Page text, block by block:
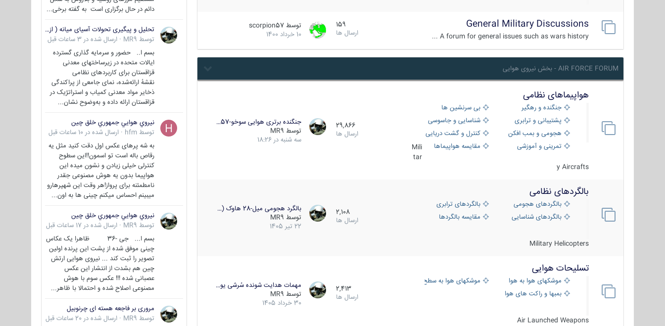
General Military Discussions
A forum for general issues such as wars history ...
159
ارسال ها
توسط scorpion57
10 خرداد 1400
AIR FORCE FORUM - بخش نیروی هوایی
هواپیماهای نظامی
جنگنده و رهگیر
بی سرنشین ها
پشتیبانی و ترابری
شناسایی و جاسوسی
هجومی و بمب افکن
کنترل و گشت دریایی
تمرینی و آموزشی
مقایسه هواپیماها
Mili
tar
y Aircrafts
29,866
ارسال ها
جنگنده برتری هوایی سوخو-57…
توسط MR9
سه شنبه در 18:26
بالگردهای نظامی
بالگردهای هجومی
بالگردهای ترابری
بالگردهای شناسایی
مقایسه بالگردها
Military Helicopters
2,108
ارسال ها
بالگرد هجومی میل-28 هاوک (…
توسط MR9
22 تیر 1405
تسلیحات هوایی
موشکهای هوا به هوا
موشکهای هوا به سطح
بمبها و راکت های هوایی
Air Launched Weapons
2,413
ارسال ها
مهمات هدایت شونده سُرشی یو…
توسط MR9
30 خرداد 1405
دائم در حال برگزاری است به گفته برخی...
تحلیل و پیگیری تحولات آسیای میانه ( ازبکستان، تاجیکستان، ترکمنستان، قزاقستان و قرقیزستان )
توسط MR9
· ارسال شده در 3 ساعات قبل
بسم ا.. حضور و سرمایه گذاری گسترده
ایالات متحده در زیرساختهای معدنی
قزاقستان برای کاربردهای نظامی
نقشهٔ ارائه‌شده، نمای جامعی از پراکندگی
ذخایر مواد معدنی کمیاب و استراتژیک در
قزاقستان ارائه داده و به‌وضوح نشان...
نيروي هوايي جمهوري خلق چين
توسط hfm
· ارسال شده در 10 ساعات قبل
به شه پرهای عکس اول دقت کنید مثل یه
رقاص باله است تو اسمون!!این سطوح
کنترلی خیلی زیادن و نشون میده این
هواپیما بدون یه هوش مصنوعی جقدر
نامطمئنه برای پرواز!هر وقت این شهپرهارو
میبینم احساس میکنم چینی ها به اون...
نيروي هوايي جمهوري خلق چين
توسط MR9
· ارسال شده در 17 ساعات قبل
بسم ا... جی -36 ظاهرا یک عکاس
چینی موفق شده از پشت این پرنده اولین
تصویر را ثبت کند ... نیروی هوایی ارتش
چین هم بشدت از انتشار این عکس
عصبانی شده !!! عکس سوم با هوش
مصنوعی اصلاح شده و احتمالا با ظاهر...
مروری بر فاجعه هسته ای چرنوبیل
توسط MR9
· ارسال شده در 20 ساعات قبل